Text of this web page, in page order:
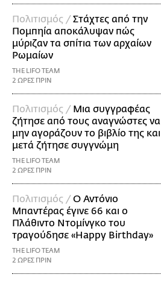
Πολιτισμός /Στάχτες από την
Πομπηία αποκάλυψαν πώς
μύριζαν τα σπίτια των αρχαίων
Ρωμαίων
THE LIFO TEAM
2 ΩΡΕΣ ΠΡΙΝ
Πολιτισμός / Μια συγγραφέας
ζήτησε από τους αναγνώστες να
μην αγοράζουν το βιβλίο της και
μετά ζήτησε συγγνώμη
THE LIFO TEAM
2 ΩΡΕΣ ΠΡΙΝ
Πολιτισμός /Ο Αντόνιο
Μπαντέρας έγινε 66 και ο
Πλάθιντο Ντομίνγκο του
τραγούδησε «Happy Birthday»
THE LIFO TEAM
2 ΩΡΕΣ ΠΡΙΝ